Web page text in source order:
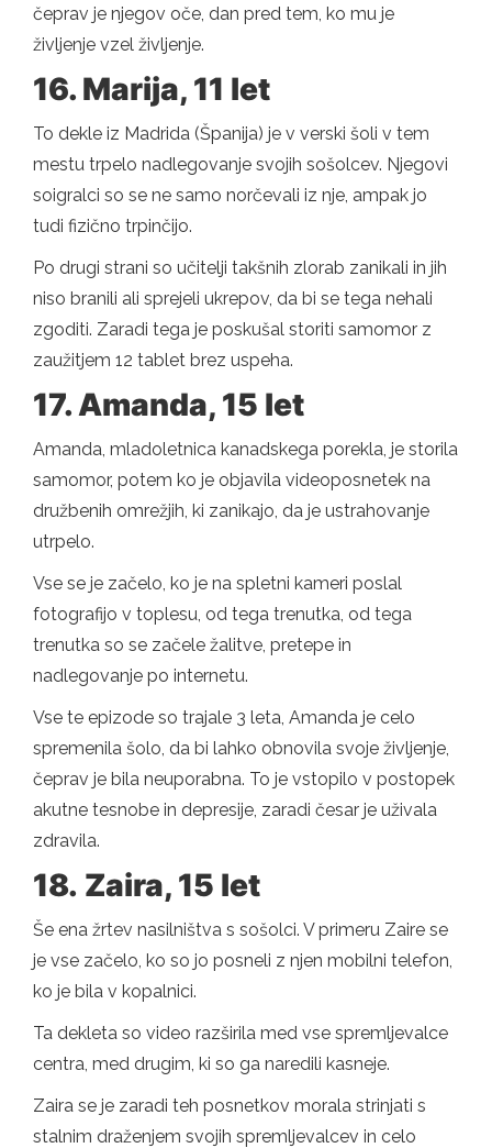
čeprav je njegov oče, dan pred tem, ko mu je
življenje vzel življenje.
16. Marija, 11 let
To dekle iz Madrida (Španija) je v verski šoli v tem
mestu trpelo nadlegovanje svojih sošolcev. Njegovi
soigralci so se ne samo norčevali iz nje, ampak jo
tudi fizično trpinčijo.
Po drugi strani so učitelji takšnih zlorab zanikali in jih
niso branili ali sprejeli ukrepov, da bi se tega nehali
zgoditi. Zaradi tega je poskušal storiti samomor z
zaužitjem 12 tablet brez uspeha.
17. Amanda, 15 let
Amanda, mladoletnica kanadskega porekla, je storila
samomor, potem ko je objavila videoposnetek na
družbenih omrežjih, ki zanikajo, da je ustrahovanje
utrpelo.
Vse se je začelo, ko je na spletni kameri poslal
fotografijo v toplesu, od tega trenutka, od tega
trenutka so se začele žalitve, pretepe in
nadlegovanje po internetu.
Vse te epizode so trajale 3 leta, Amanda je celo
spremenila šolo, da bi lahko obnovila svoje življenje,
čeprav je bila neuporabna. To je vstopilo v postopek
akutne tesnobe in depresije, zaradi česar je uživala
zdravila.
18. Zaira, 15 let
Še ena žrtev nasilništva s sošolci. V primeru Zaire se
je vse začelo, ko so jo posneli z njen mobilni telefon,
ko je bila v kopalnici.
Ta dekleta so video razširila med vse spremljevalce
centra, med drugim, ki so ga naredili kasneje.
Zaira se je zaradi teh posnetkov morala strinjati s
stalnim draženjem svojih spremljevalcev in celo